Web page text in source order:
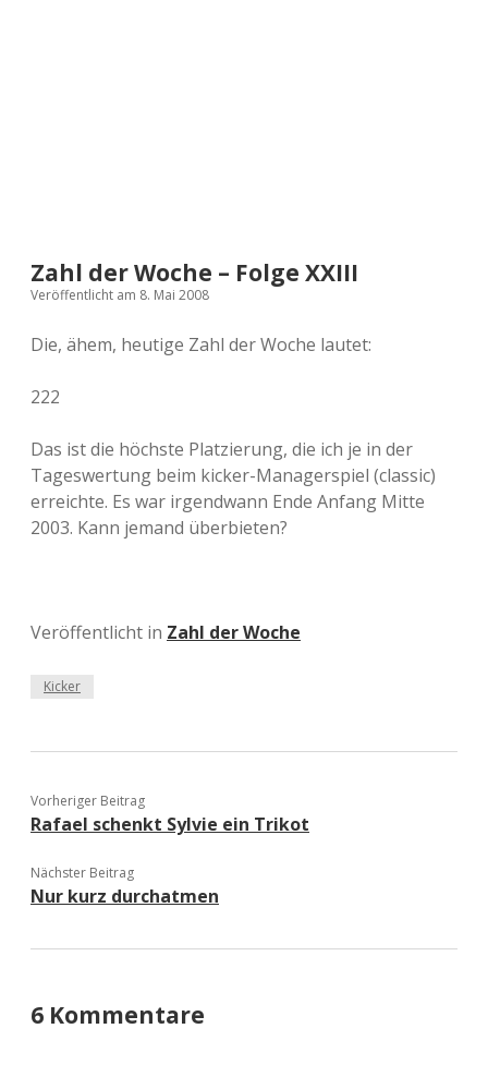
Zahl der Woche – Folge XXIII
Veröffentlicht am 8. Mai 2008
Die, ähem, heutige Zahl der Woche lautet:
222
Das ist die höchste Platzierung, die ich je in der
Tageswertung beim kicker-Managerspiel (classic)
erreichte. Es war irgendwann Ende Anfang Mitte
2003. Kann jemand überbieten?
Veröffentlicht in Zahl der Woche
Kicker
Vorheriger Beitrag
Rafael schenkt Sylvie ein Trikot
Nächster Beitrag
Nur kurz durchatmen
6 Kommentare